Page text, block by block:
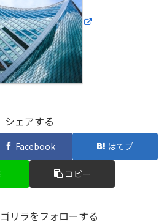
シェアする
Facebook はてブ
コピー
リラをフォローする